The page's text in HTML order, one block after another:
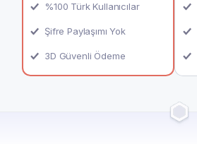
%100 Türk Kullanıcılar
Şifre Paylaşımı Yok
3D Güvenli Ödeme